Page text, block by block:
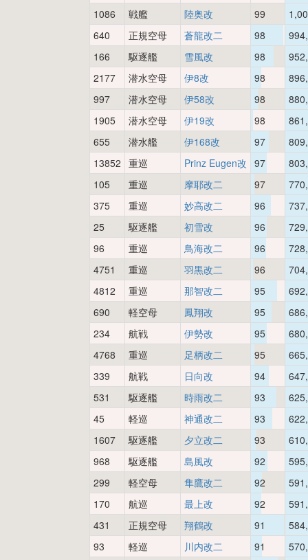
1086
戦艦 陸奥改 99
640
正規空母 蒼龍改二 98
166
駆逐艦 雪風改 98
2177
潜水空母 伊8改 98
997
潜水空母 伊58改 98
1905
潜水空母 伊19改 98
655
潜水艦 伊168改 97
13852 重巡 Prinz Eugen改 97
105
重巡 摩耶改二 97
375
重巡 妙高改二 96
25
駆逐艦 初雪改 96
96
重巡 鳥海改二 96
4751
重巡 羽黒改二 96
4812
重巡 那智改二 95
690
軽空母 鳳翔改 95
234
航戦 伊勢改 95
4768
重巡 足柄改二 95
339
航戦 日向改 94
531
駆逐艦 時雨改二 93
45
軽巡 神通改二 93
1607
駆逐艦 夕立改二 93
968
駆逐艦 島風改 92
299
軽空母 隼鷹改二 92
170
航巡 最上改 92
431
正規空母 翔鶴改 91
93
軽巡 川内改二 91